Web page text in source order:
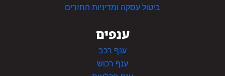
ביטול עסקה ומדיניות החזרים
ענפים
ענף רכב
ענף רכוש